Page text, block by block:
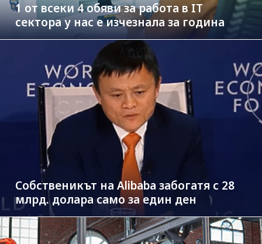
1 от всеки 4 обяви за работа в IT
сектора у нас е изчезнала за година
Собственикът на Alibaba забогатя с 28
млрд. долара само за един ден